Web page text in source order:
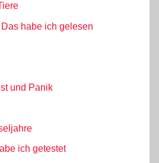
habe ich gelesen
und Panik
ich getestet